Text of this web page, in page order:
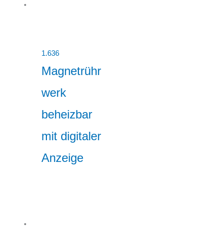
1.636
Magnetrühr
werk
beheizbar
mit digitaler
Anzeige